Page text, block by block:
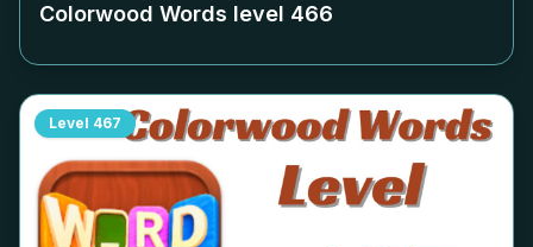
Colorwood Words level 466
Level 467